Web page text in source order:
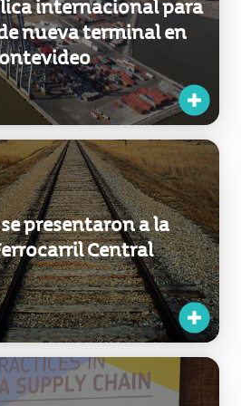
internacional para
nueva terminal en
presentaron a la
Central